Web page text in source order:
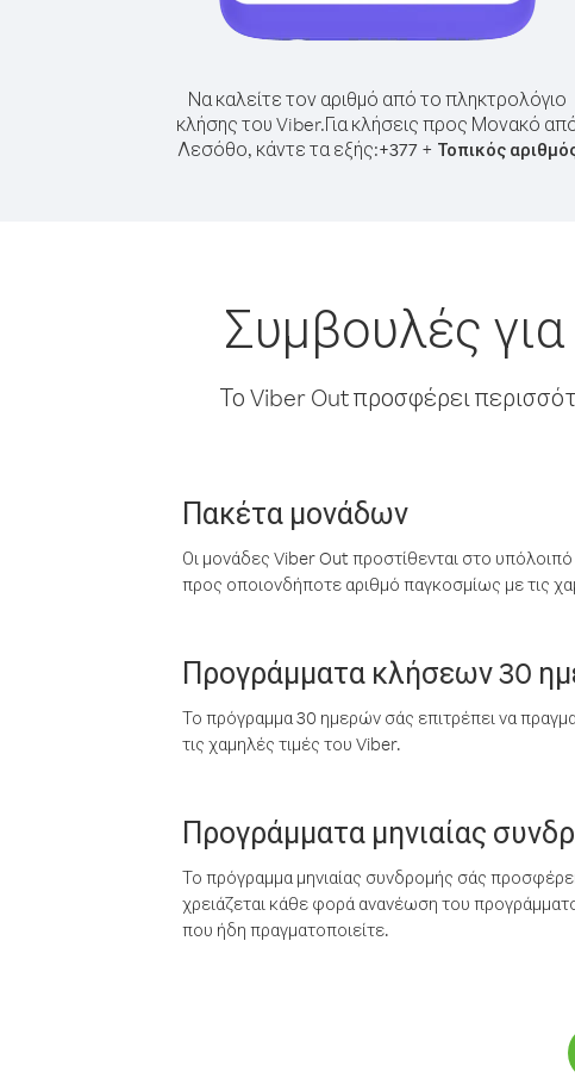
Να καλείτε τον αριθμό από το πληκτρολόγιο
κλήσης του Viber.Για κλήσεις προς Μονακό
Λεσόθο, κάντε τα εξής:+377+ Τοπικός
Συμβουλές
Το Viber Out προσφέρει
Πακέτα μονάδων
Οι μονάδες Viber Out προστίθενται στο
προς οποιονδήποτε αριθμό παγκοσμίως με τις
Προγράμματα κλήσεων 30
Το πρόγραμμα 30 ημερών σάς επιτρέπει να
τις χαμηλές τιμές του Viber.
Προγράμματα μηνιαίας
Το πρόγραμμα μηνιαίας συνδρομής σάς
χρειάζεται κάθε φορά ανανέωση του
που ήδη πραγματοποιείτε.